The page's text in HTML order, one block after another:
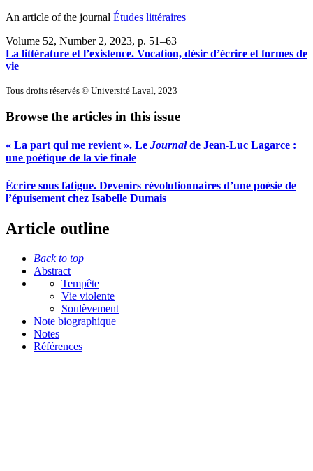
An article of the journal Études littéraires
Volume 52, Number 2, 2023, p. 51–63
La littérature et l’existence. Vocation, désir d’écrire et formes de
vie
Tous droits réservés © Université Laval, 2023
Browse the articles in this issue
« La part qui me revient ». Le Journalde Jean-Luc Lagarce :
une poétique de la vie finale
Écrire sous fatigue. Devenirs révolutionnaires d’une poésie de
l’épuisement chez Isabelle Dumais
Article outline
Back to top
Abstract
Tempête
Vie violente
Soulèvement
Note biographique
Notes
Références